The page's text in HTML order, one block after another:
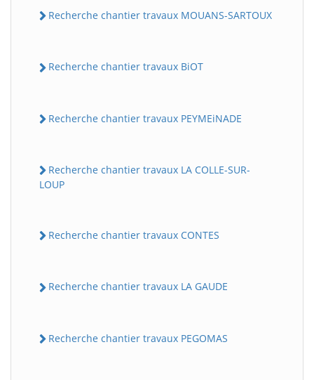
Recherche chantier travaux MOUANS-SARTOUX
Recherche chantier travaux BiOT
Recherche chantier travaux PEYMEiNADE
Recherche chantier travaux LA COLLE-SUR-
LOUP
Recherche chantier travaux CONTES
Recherche chantier travaux LA GAUDE
Recherche chantier travaux PEGOMAS